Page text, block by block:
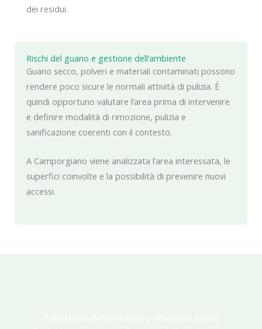
Rischi del guano e gestione dell’ambiente
Guano secco, polveri e materiali contaminati possono
rendere poco sicure le normali attività di pulizia. È
quindi opportuno valutare l’area prima di intervenire
e definire modalità di rimozione, pulizia e
sanificazione coerenti con il contesto.
A Camporgiano viene analizzata l’area interessata, le
superfici coinvolte e la possibilità di prevenire nuovi
accessi.
dei residui.